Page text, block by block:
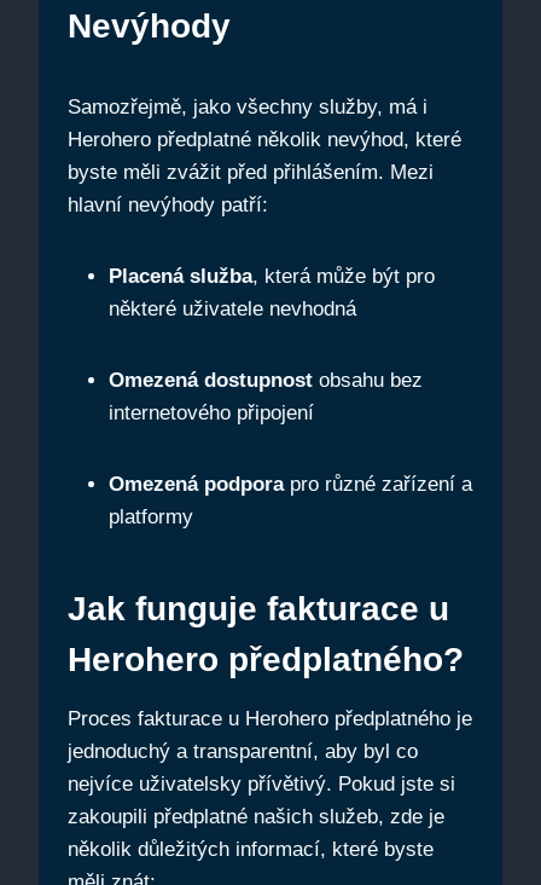
Nevýhody
Samozřejmě, jako všechny služby, má i
Herohero předplatné několik nevýhod, které
byste měli zvážit před přihlášením. Mezi
hlavní nevýhody patří:
Placená služba, která může být pro
některé uživatele nevhodná
Omezená dostupnost obsahu bez
internetového připojení
Omezená podporapro různé zařízení a
platformy
Jak funguje fakturace u
Herohero předplatného?
Proces fakturace u Herohero předplatného je
jednoduchý a transparentní, aby byl co
nejvíce uživatelsky přívětivý. Pokud jste si
zakoupili předplatné našich služeb, zde je
několik důležitých informací, které byste